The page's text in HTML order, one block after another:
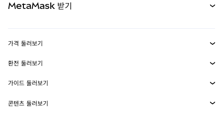
실물자산
MetaMask Connect
Snaps
웹3 서비스
MetaMask 받기
보안
고객 지원
가격 둘러보기
이더리움 가격
솔라나 가격
환전 둘러보기
ETH를 USD로 환전
USDT를 INR로 환전
가이드 둘러보기
ETH 매수
콘텐츠 둘러보기